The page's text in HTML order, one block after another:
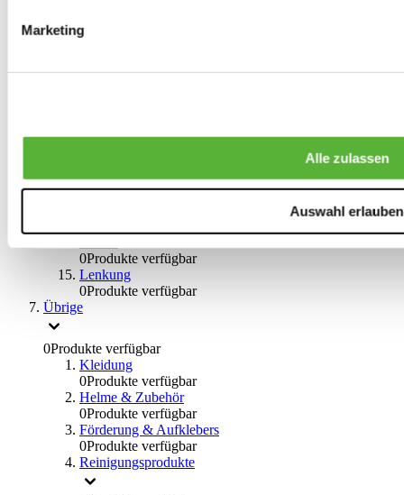
Marketing
Alle zulassen
Auswahl erlauben
Handbremsen
0Produkte verfügbar
0Produkte verfügbar
Lenkung
0Produkte verfügbar
Übrige
0Produkte verfügbar
Kleidung
0Produkte verfügbar
Helme & Zubehör
0Produkte verfügbar
Förderung & Aufklebers
0Produkte verfügbar
Reinigungsprodukte